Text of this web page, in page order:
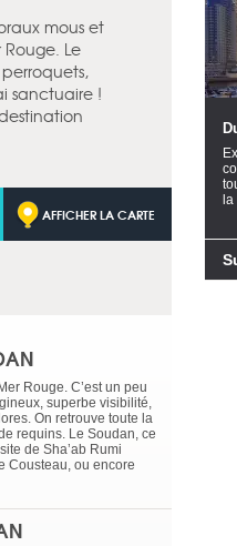
mous et
Le
sanctuaire !
AFFICHER LA CARTE
Rouge. C’est un peu
superbe visibilité,
On retrouve toute la
requins. Le Soudan, ce
de Sha’ab Rumi
Cousteau, ou encore